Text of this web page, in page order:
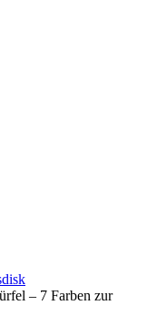
– 7 Farben zur